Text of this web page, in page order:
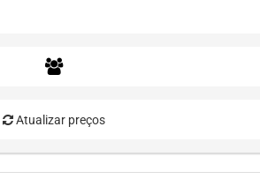
Atualizar preços